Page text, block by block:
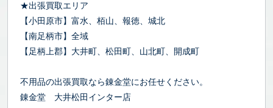
★出張買取エリア
【小田原市】富水、栢山、報徳、城北
【南足柄市】全域
【足柄上郡】大井町、松田町、山北町、開成町
不用品の出張買取なら錬金堂にお任せください。
錬金堂 大井松田インター店